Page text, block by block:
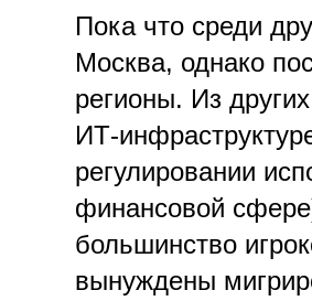
Пока что среди
Москва, однако
регионы. Из
ИТ-
регулировании
финансовой
большинство
вынуждены